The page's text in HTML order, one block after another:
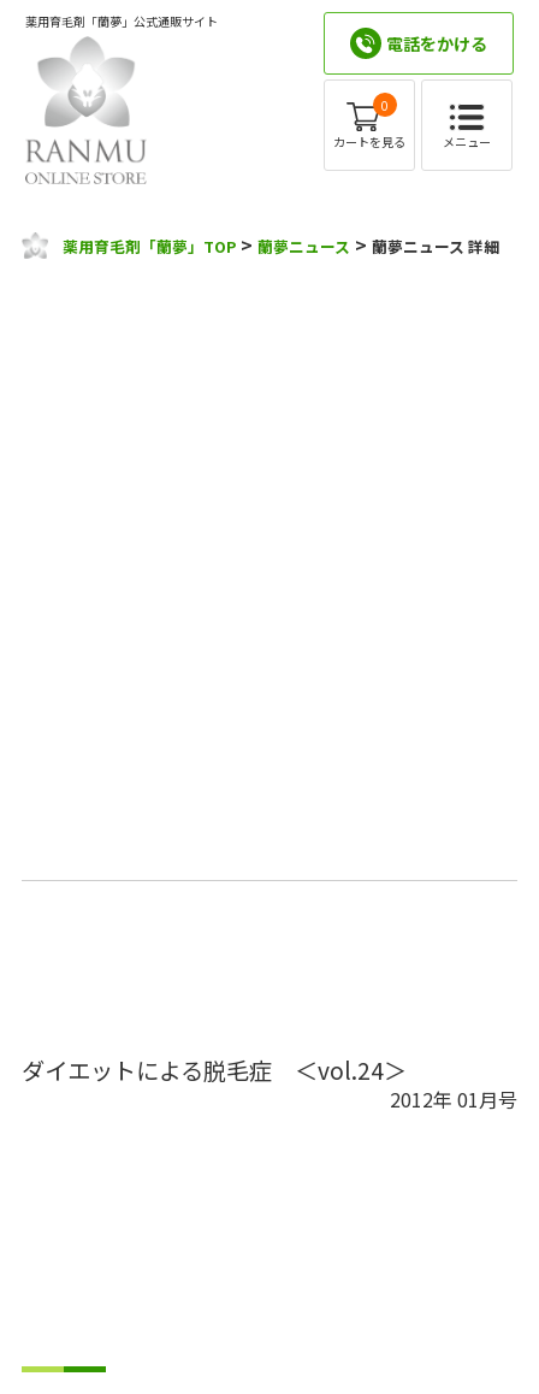
薬用育毛剤「蘭夢」公式通販サイト
電話をかける
0
カートを見る メニュー
薬用育毛剤「蘭夢」TOP >蘭夢ニュース >蘭夢ニュース 詳細
ダイエットによる脱毛症 ＜vol.24＞
2012年 01月号